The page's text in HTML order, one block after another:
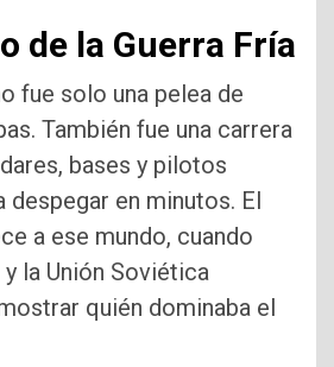
de la Guerra Fría
fue solo una pelea de
También fue una carrera
bases y pilotos
despegar en minutos. El
a ese mundo, cuando
la Unión Soviética
quién dominaba el